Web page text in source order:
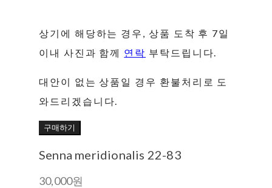
상기에 해당하는 경우, 상품 도착 후 7일
이내 사진과 함께 연락 부탁드립니다.
대안이 없는 상품일 경우 환불처리로 도
와드리겠습니다.
구매하기
Senna meridionalis 22-83
30,000원